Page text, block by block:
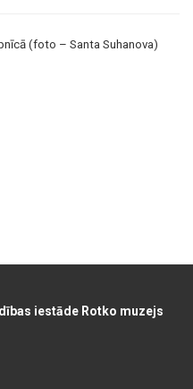
(foto – Santa Suhanova)
iestāde Rotko muzejs